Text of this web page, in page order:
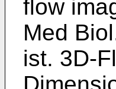
flow
Med
ist. 3D-